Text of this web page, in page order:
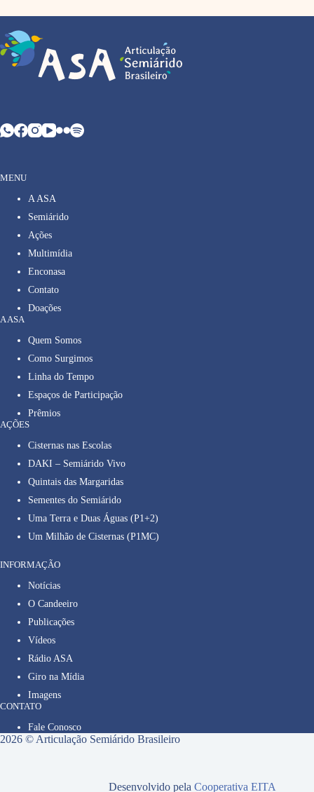
MENU
A ASA
Semiárido
Ações
Multimídia
Enconasa
Contato
Doações
A ASA
Quem Somos
Como Surgimos
Linha do Tempo
Espaços de Participação
Prêmios
AÇÕES
Cisternas nas Escolas
DAKI – Semiárido Vivo
Quintais das Margaridas
Sementes do Semiárido
Uma Terra e Duas Águas (P1+2)
Um Milhão de Cisternas (P1MC)
INFORMAÇÃO
Notícias
O Candeeiro
Publicações
Vídeos
Rádio ASA
Giro na Mídia
Imagens
CONTATO
Fale Conosco
2026 © Articulação Semiárido Brasileiro
Desenvolvido pelaCooperativa EITA